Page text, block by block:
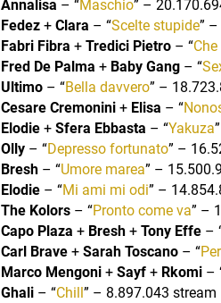
Annalisa – “Maschio” –
Fedez+ Clara – “Scelte stupide”
Fabri Fibra + Tredici Pietro– “Che
Fred De Palma +Baby Gang– “
Ultimo– “Bella davvero” –
Cesare Cremonini + Elisa – “
Elodie+ Sfera Ebbasta – “Yakuza
Olly– “Depresso fortunato” –
Bresh– “Umore marea” –
Elodie– “Mi ami mi odi” –
The Kolors– “Pronto come va” –
Capo Plaza + Bresh+ Tony Effe–
Carl Brave+ Sarah Toscano – “
Marco Mengoni+ Sayf+ Rkomi–
Ghali– “Chill” – 8.897.043 stream